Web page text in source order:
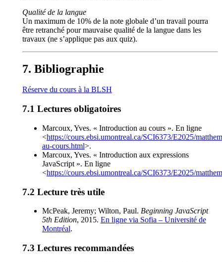
Qualité de la langue
Un maximum de 10% de la note globale d’un travail pourra
être retranché pour mauvaise qualité de la langue dans les
travaux (ne s’applique pas aux quiz).
Bibliographie
Réserve du cours à la BLSH
Lectures obligatoires
Marcoux, Yves. « Introduction au cours ». En ligne
<https://cours.ebsi.umontreal.ca/SCI6373/E2025/
au-cours.html>.
Marcoux, Yves. « Introduction aux expressions
JavaScript ». En ligne
<https://cours.ebsi.umontreal.ca/SCI6373/E2025/
Lecture très utile
McPeak, Jeremy; Wilton, Paul. Beginning JavaScript
5th Edition, 2015. En ligne via Sofia – Université de
Montréal.
Lectures recommandées